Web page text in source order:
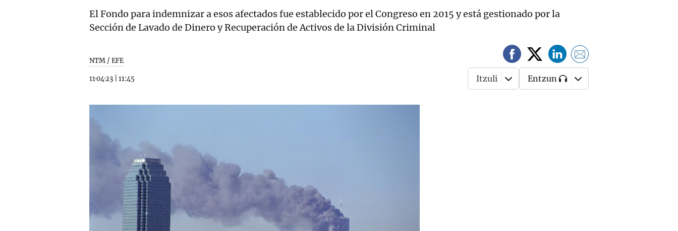
El Fondo para indemnizar a esos afectados fue establecido por el Congreso en 2015 y está gestionado por la
Sección de Lavado de Dinero y Recuperación de Activos de la División Criminal
NTM / EFE
11·04·23 11:45 Itzuli Entzun